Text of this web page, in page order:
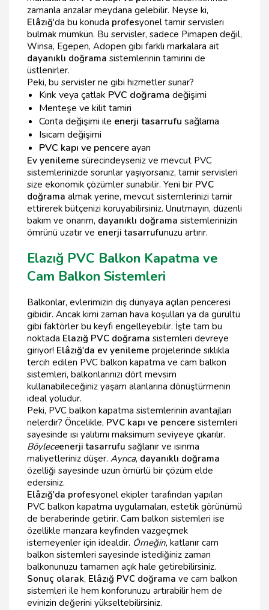
zamanla arızalar meydana gelebilir. Neyse ki,
Elâzığ'da bu konuda profesyonel tamir servisleri
bulmak mümkün. Bu servisler, sadece Pimapen değil,
Winsa, Egepen, Adopen gibi farklı markalara ait
dayanıklı doğrama sistemlerinin tamirini de
üstlenirler.
Peki, bu servisler ne gibi hizmetler sunar?
Kırık veya çatlak PVC doğrama değişimi
Menteşe ve kilit tamiri
Conta değişimi ile enerji tasarrufu sağlama
Isıcam değişimi
PVC kapı ve pencereayarı
Ev yenileme sürecindeyseniz ve mevcut PVC
sistemlerinizde sorunlar yaşıyorsanız, tamir servisleri
size ekonomik çözümler sunabilir. Yeni bir PVC
doğrama almak yerine, mevcut sistemlerinizi tamir
ettirerek bütçenizi koruyabilirsiniz. Unutmayın, düzenli
bakım ve onarım, dayanıklı doğrama sistemlerinizin
ömrünü uzatır ve enerji tasarrufunuzu artırır.
Elazığ PVC Balkon Kapatma ve
Cam Balkon Sistemleri
Balkonlar, evlerimizin dış dünyaya açılan penceresi
gibidir. Ancak kimi zaman hava koşulları ya da gürültü
gibi faktörler bu keyfi engelleyebilir. İşte tam bu
noktada Elazığ PVC doğrama sistemleri devreye
giriyor! Elâzığ'da ev yenileme projelerinde sıklıkla
tercih edilen PVC balkon kapatma ve cam balkon
sistemleri, balkonlarınızı dört mevsim
kullanabileceğiniz yaşam alanlarına dönüştürmenin
ideal yoludur.
Peki, PVC balkon kapatma sistemlerinin avantajları
nelerdir? Öncelikle, PVC kapı ve pencere sistemleri
sayesinde ısı yalıtımı maksimum seviyeye çıkarılır.
Böyleceenerji tasarrufu sağlanır ve ısınma
maliyetleriniz düşer. Ayrıca, dayanıklı doğrama
özelliği sayesinde uzun ömürlü bir çözüm elde
edersiniz.
Elâzığ'da profesyonel ekipler tarafından yapılan
PVC balkon kapatma uygulamaları, estetik görünümü
de beraberinde getirir. Cam balkon sistemleri ise
özellikle manzara keyfinden vazgeçmek
istemeyenler için idealdir. Örneğin, katlanır cam
balkon sistemleri sayesinde istediğiniz zaman
balkonunuzu tamamen açık hale getirebilirsiniz.
Sonuç olarak, Elâzığ PVC doğrama ve cam balkon
sistemleri ile hem konforunuzu artırabilir hem de
evinizin değerini yükseltebilirsiniz.